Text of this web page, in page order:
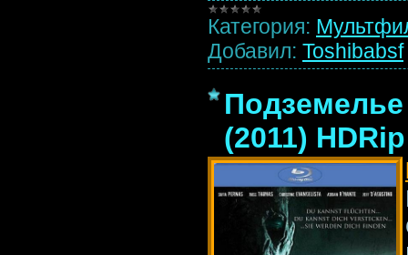
Категория:
Добавил: Toshibabsf
(2011) HDRip